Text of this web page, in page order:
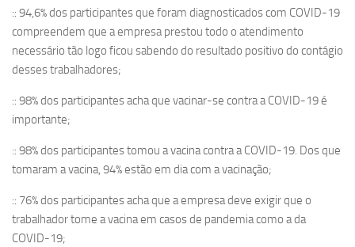
:: 94,6% dos participantes que foram diagnosticados com COVID-19
compreendem que a empresa prestou todo o atendimento
necessário tão logo ficou sabendo do resultado positivo do contágio
desses trabalhadores;
:: 98% dos participantes acha que vacinar-se contra a COVID-19 é
importante;
:: 98% dos participantes tomou a vacina contra a COVID-19. Dos que
tomaram a vacina, 94% estão em dia com a vacinação;
:: 76% dos participantes acha que a empresa deve exigir que o
trabalhador tome a vacina em casos de pandemia como a da
COVID-19;